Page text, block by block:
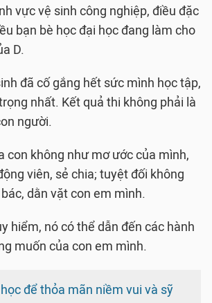
vực vệ sinh công nghiệp, điều đặc
bạn bè học đại học đang làm cho
D.
đã cố gắng hết sức mình học tập,
nhất. Kết quả thi không phải là
người.
con không như mơ ước của mình,
viên, sẻ chia; tuyệt đối không
dằn vặt con em mình.
hiểm, nó có thể dẫn đến các hành
muốn của con em mình.
để thỏa mãn niềm vui và sỹ